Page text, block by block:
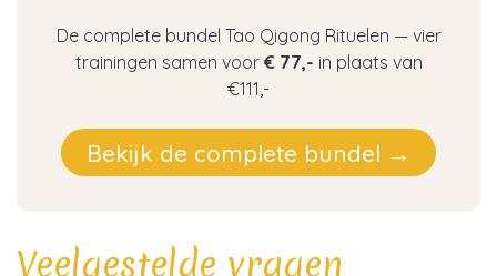
De complete bundel Tao Qigong Rituelen — vier
trainingen samen voor € 77,- in plaats van
€111,-
Bekijk de complete bundel →
Veelgestelde vragen